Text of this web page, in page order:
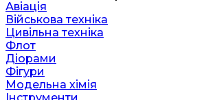
Авіація
Військова техніка
Цивільна техніка
Флот
Діорами
Фігури
Модельна хімія